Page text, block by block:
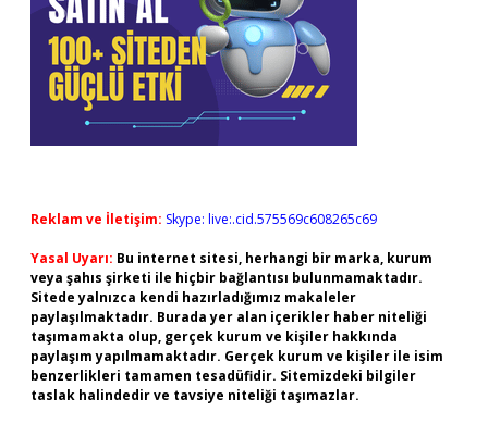
Reklam ve İletişim: Skype: live:.cid.575569c608265c69
Yasal Uyarı: Bu internet sitesi, herhangi bir marka, kurum
veya şahıs şirketi ile hiçbir bağlantısı bulunmamaktadır.
Sitede yalnızca kendi hazırladığımız makaleler
paylaşılmaktadır. Burada yer alan içerikler haber niteliği
taşımamakta olup, gerçek kurum ve kişiler hakkında
paylaşım yapılmamaktadır. Gerçek kurum ve kişiler ile isim
benzerlikleri tamamen tesadüfidir. Sitemizdeki bilgiler
taslak halindedir ve tavsiye niteliği taşımazlar.